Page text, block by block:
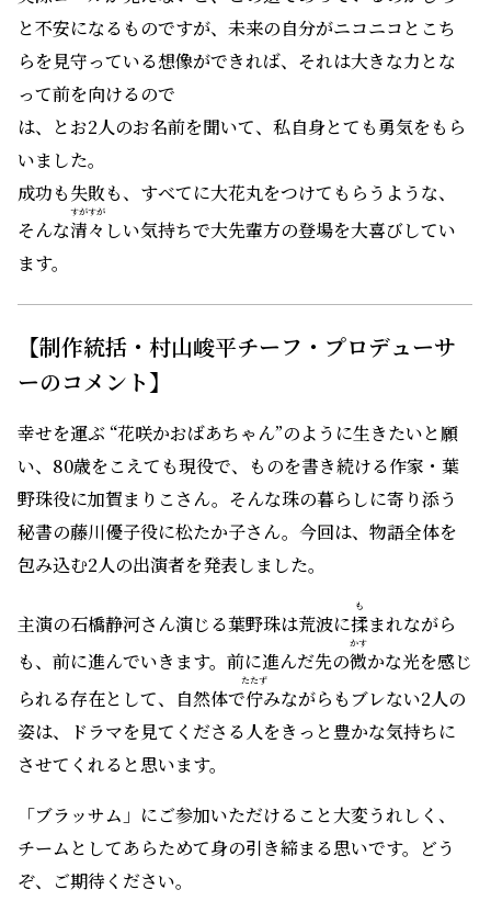
と不安になるものですが、未来の自分がニコニコとこち
らを見守っている想像ができれば、それは大きな力とな
って前を向けるので
は、とお2人のお名前を聞いて、私自身とても勇気をもら
いました。
成功も失敗も、すべてに大花丸をつけてもらうような、
そんな清々
すがすが
しい気持ちで大先輩方の登場を大喜びしてい
ます。
【制作統括・村山峻平チーフ・プロデューサ
ーのコメント】
幸せを運ぶ “花咲かおばあちゃん”のように生きたいと願
い、80歳をこえても現役で、ものを書き続ける作家・葉
野珠役に加賀まりこさん。そんな珠の暮らしに寄り添う
秘書の藤川優子役に松たか子さん。今回は、物語全体を
包み込む2人の出演者を発表しました。
主演の石橋静河さん演じる葉野珠は荒波に揉
も
まれながら
も、前に進んでいきます。前に進んだ先の微
かす
かな光を感じ
られる存在として、自然体で佇
たたず
みながらもブレない2人の
姿は、ドラマを見てくださる人をきっと豊かな気持ちに
させてくれると思います。
「ブラッサム」にご参加いただけること大変うれしく、
チームとしてあらためて身の引き締まる思いです。どう
ぞ、ご期待ください。